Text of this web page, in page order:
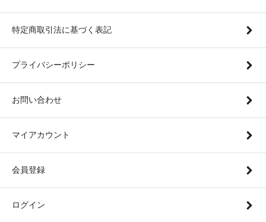
特定商取引法に基づく表記
プライバシーポリシー
お問い合わせ
マイアカウント
会員登録
ログイン